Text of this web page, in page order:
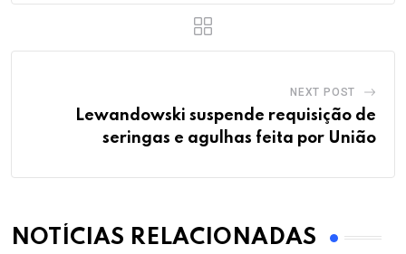
NEXT POST
Lewandowski suspende requisição de
seringas e agulhas feita por União
NOTÍCIAS RELACIONADAS